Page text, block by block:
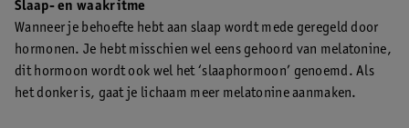
Slaap- en waakritme
Wanneer je behoefte hebt aan slaap wordt mede geregeld door
hormonen. Je hebt misschien wel eens gehoord van melatonine,
dit hormoon wordt ook wel het ‘slaaphormoon’ genoemd. Als
het donker is, gaat je lichaam meer melatonine aanmaken.